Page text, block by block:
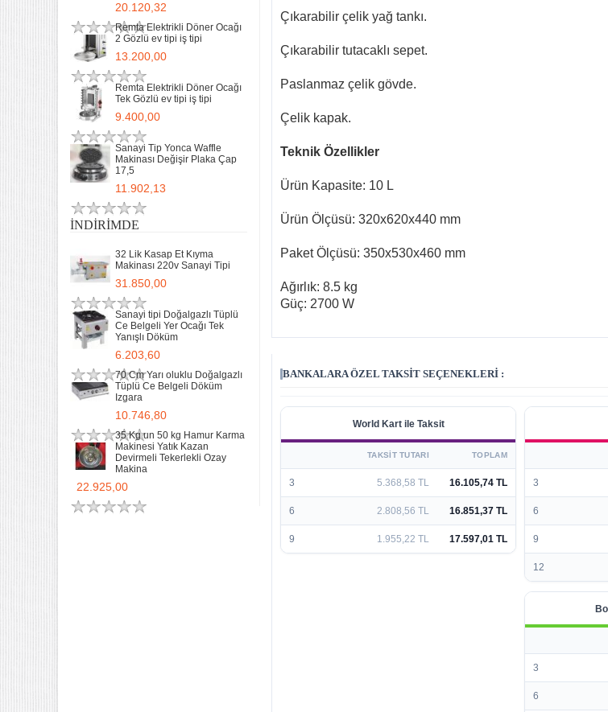
20.120,32
Remta Elektrikli Döner Ocağı
2 Gözlü ev tipi iş tipi
13.200,00
Remta Elektrikli Döner Ocağı
Tek Gözlü ev tipi iş tipi
9.400,00
Sanayi Tip Yonca Waffle
Makinası Değişir Plaka Çap
17,5
11.902,13
İNDIRIMDE
32 Lik Kasap Et Kıyma
Makinası 220v Sanayi Tipi
31.850,00
Sanayi tipi Doğalgazlı Tüplü
Ce Belgeli Yer Ocağı Tek
Yanışlı Döküm
6.203,60
70 Cm Yarı oluklu Doğalgazlı
Tüplü Ce Belgeli Döküm
Izgara
10.746,80
35 Kg un 50 kg Hamur Karma
Makinesi Yatık Kazan
Devirmeli Tekerlekli Ozay
Makina
22.925,00
Çıkarabilir çelik yağ tankı.
Çıkarabilir tutacaklı sepet.
Paslanmaz çelik gövde.
Çelik kapak.
Teknik Özellikler
Ürün Kapasite: 10 L
Ürün Ölçüsü: 320x620x440 mm
Paket Ölçüsü: 350x530x460 mm
Ağırlık: 8.5 kg
Güç: 2700 W
BANKALARA ÖZEL TAKSIT SEÇENEKLERI :
World Kart ile Taksit
TAKSIT TUTARI TOPLAM
3 5.368,58 TL 16.105,74 TL
6 2.808,56 TL 16.851,37 TL
9 1.955,22 TL 17.597,01 TL
3
6
9
12
3
6